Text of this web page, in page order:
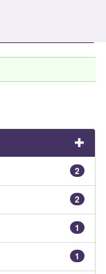
2
2
1
1